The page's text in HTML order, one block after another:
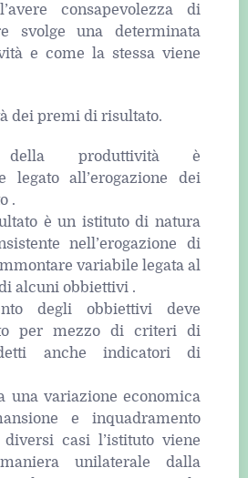
consapevolezza di
svolge una determinata
e come la stessa viene
dei premi di risultato.
produttività è
legato all’erogazione dei
.
è un istituto di natura
nell’erogazione di
variabile legata al
alcuni obbiettivi .
degli obbiettivi deve
per mezzo di criteri di
anche indicatori di
una variazione economica
e inquadramento
casi l’istituto viene
unilaterale dalla